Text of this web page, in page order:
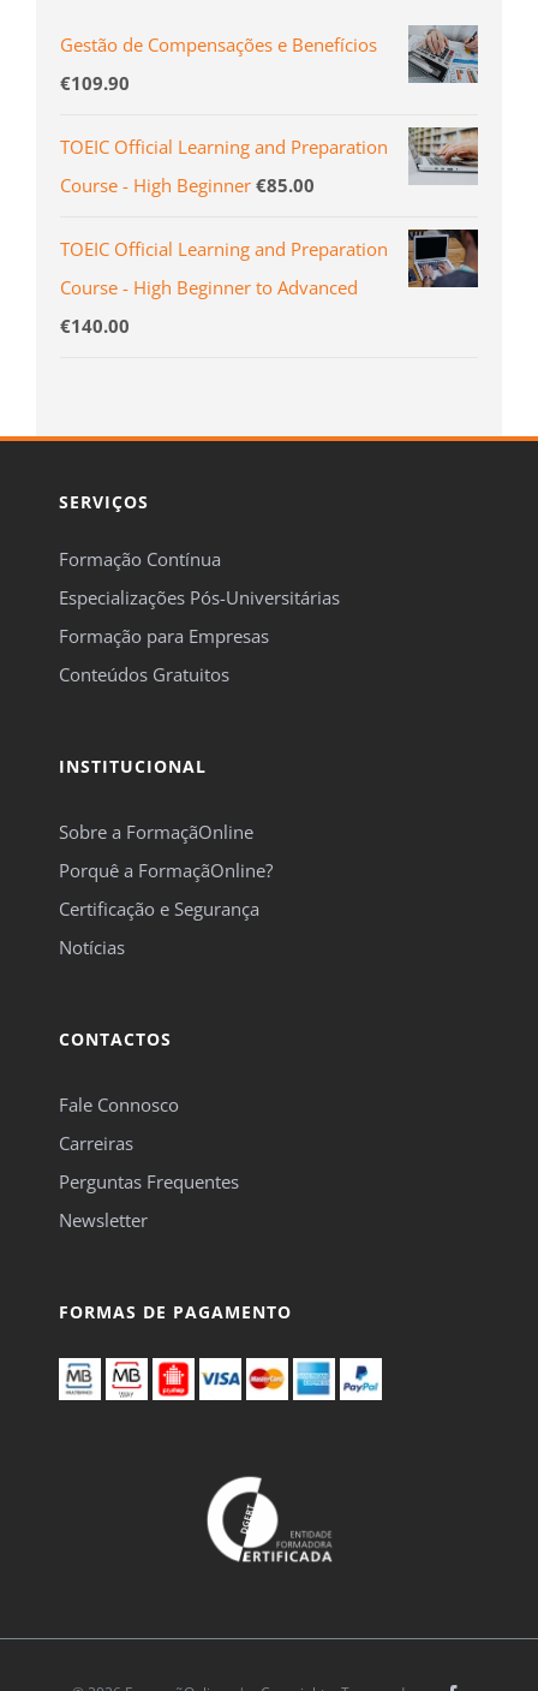
Gestão de Compensações e Benefícios
€109.90
TOEIC Official Learning and Preparation
Course - High Beginner €85.00
TOEIC Official Learning and Preparation
Course - High Beginner to Advanced
€140.00
SERVIÇOS
Formação Contínua
Especializações Pós-Universitárias
Formação para Empresas
Conteúdos Gratuitos
INSTITUCIONAL
Sobre a FormaçãOnline
Porquê a FormaçãOnline?
Certificação e Segurança
Notícias
CONTACTOS
Fale Connosco
Carreiras
Perguntas Frequentes
Newsletter
FORMAS DE PAGAMENTO